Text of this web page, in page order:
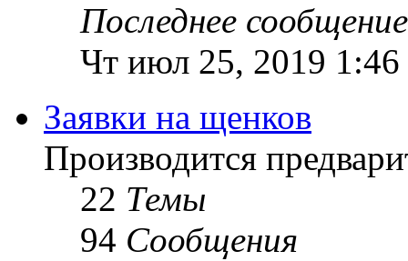
Последнее сообщение
Чт июл 25, 2019 1:46
Заявки на щенков
Производится
22 Темы
94 Сообщения